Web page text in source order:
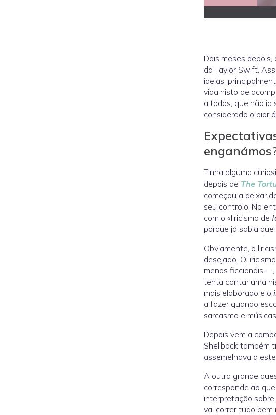
Dois meses
da Taylor Swift.
ideias,
vida nisto de
a todos, que não ia
considerado o pior
Tinha alguma
depois de The
começou a deixar
seu controlo. No
com o «liricismo de
porque já sabia
Obviamente, o
desejado. O
menos ficcionais —,
tenta contar uma
mais elaborado e o
a fazer quando
sarcasmo e
Depois vem a
Shellback também
assemelhava a
A outra grande
corresponde ao
interpretação
vai correr tudo bem